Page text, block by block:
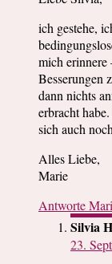
ich gestehe,
mich erinnere
Besserungen
dann nichts
erbracht
sich auch
Alles Liebe,
Marie
Antworte
Silvia
23.